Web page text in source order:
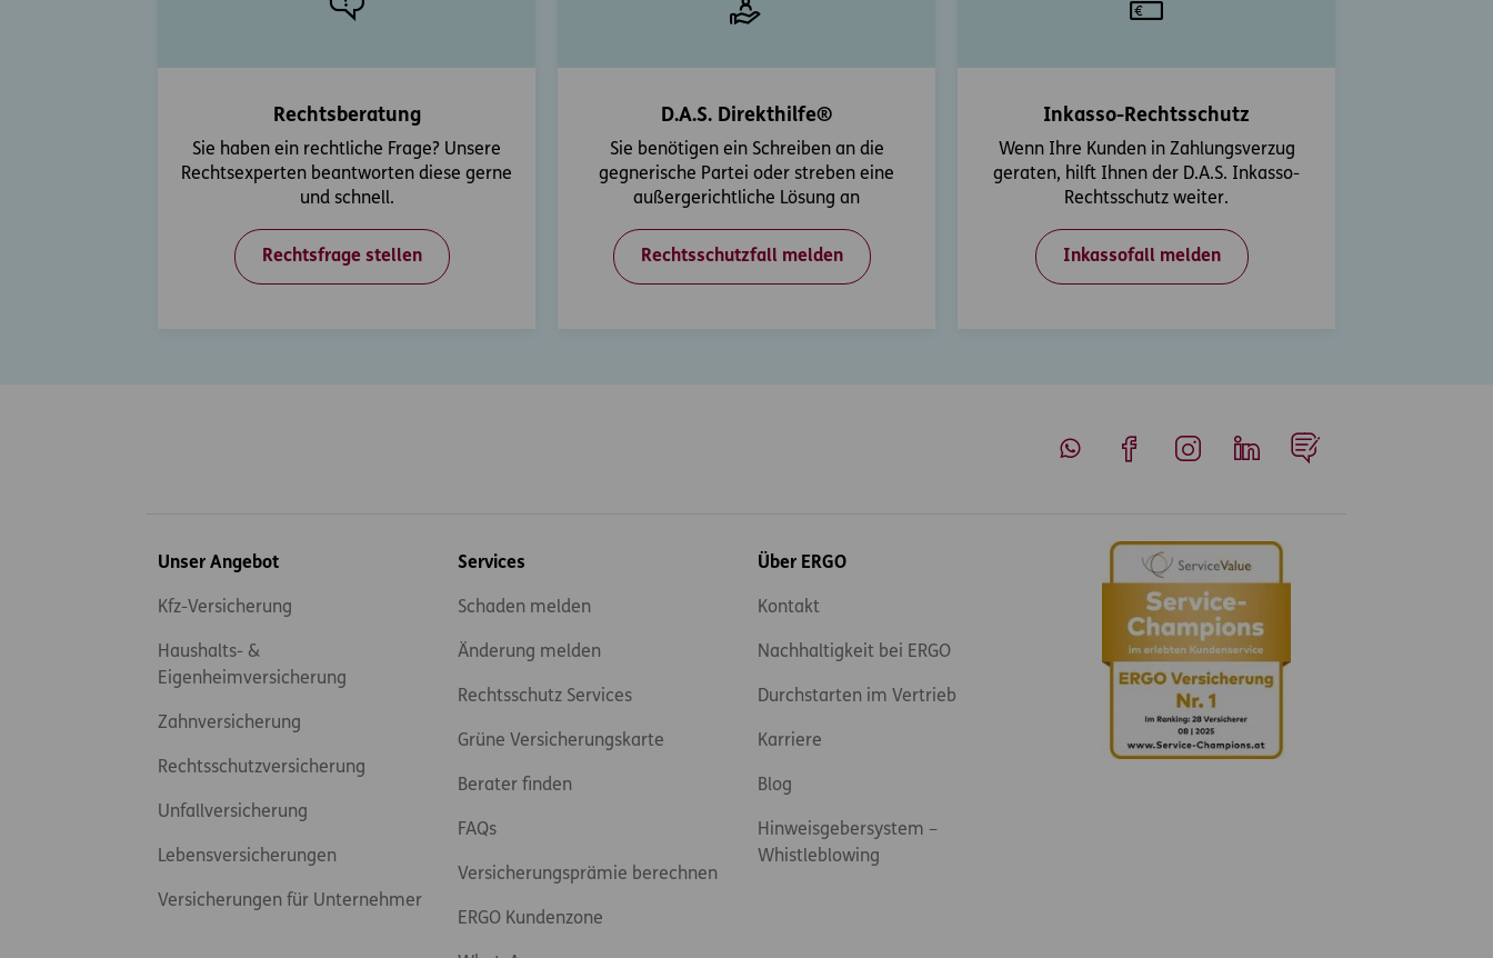
Rechtsberatung
Sie haben ein rechtliche Frage? Unsere
Rechtsexperten beantworten diese gerne
und schnell.
Rechtsfrage stellen
D.A.S. Direkthilfe®
Sie benötigen ein Schreiben an die
gegnerische Partei oder streben eine
außergerichtliche Lösung an
Rechtsschutzfall melden
Inkasso-Rechtsschutz
Wenn Ihre Kunden in Zahlungsverzug
geraten, hilft Ihnen der D.A.S. Inkasso-
Rechtsschutz weiter.
Inkassofall melden
Inhaltsübersicht
Unser Angebot
Kfz-Versicherung
Haushalts- &
Eigenheimversicherung
Zahnversicherung
Rechtsschutzversicherung
Unfallversicherung
Lebensversicherungen
Versicherungen für Unternehmer
Services
Schaden melden
Änderung melden
Rechtsschutz Services
Grüne Versicherungskarte
Berater finden
FAQs
Versicherungsprämie berechnen
ERGO Kundenzone
Über ERGO
Kontakt
Nachhaltigkeit bei ERGO
Durchstarten im Vertrieb
Karriere
Blog
Hinweisgebersystem –
Whistleblowing